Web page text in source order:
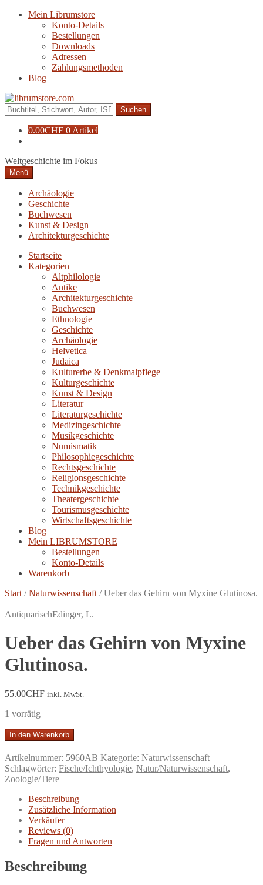
Navigation
Zum
Mein Librumstore
Konto-Details
Bestellungen
Downloads
Adressen
Zahlungsmethoden
Blog
Suche
nach:
0.00CHF 0 Artikel
Weltgeschichte im Fokus
Menü
Archäologie
Geschichte
Buchwesen
Kunst & Design
Architekturgeschichte
Startseite
Kategorien
Altphilologie
Antike
Architekturgeschichte
Buchwesen
Ethnologie
Geschichte
Archäologie
Helvetica
Judaica
Kulturerbe & Denkmalpflege
Kulturgeschichte
Kunst & Design
Literatur
Literaturgeschichte
Medizingeschichte
Musikgeschichte
Numismatik
Philosophiegeschichte
Rechtsgeschichte
Religionsgeschichte
Technikgeschichte
Theatergeschichte
Tourismusgeschichte
Wirtschaftsgeschichte
Blog
Mein LIBRUMSTORE
Bestellungen
Konto-Details
Warenkorb
Start /Naturwissenschaft /Ueber das Gehirn von Myxine Glutinosa.
AntiquarischEdinger, L.
Ueber das Gehirn von Myxine
Glutinosa.
55.00CHF inkl. MwSt.
1 vorrätig
Ueber
das
Gehirn
von
Myxine
Glutinosa.
Menge
In den Warenkorb
Artikelnummer: 5960AB Kategorie: Naturwissenschaft
Schlagwörter: Fische/Ichthyologie, Natur/Naturwissenschaft,
Zoologie/Tiere
Beschreibung
Zusätzliche Information
Verkäufer
Reviews (0)
Fragen und Antworten
Beschreibung